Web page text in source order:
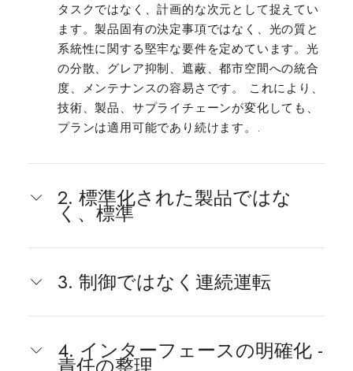
タスクではなく、計画的な次元として捉えてい
ます。製品固有の決定事項ではなく、光の質と
系統性に関する堅牢な要件を定めています。光
の分散、グレア抑制、遮蔽、都市空間への統合
度、メンテナンスの容易さです。 これにより、
技術、製品、サプライチェーンが変化しても、
プランは適用可能であり続けます。.
2. 標準化された製品ではな
く、標準
3. 制御ではなく連続運転
4. インターフェースの明確化 -